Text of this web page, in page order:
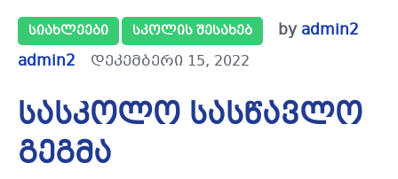
ᲡᲘᲐᲮᲚᲔᲔᲑᲘ ᲡᲙᲝᲚᲘᲡ ᲨᲔᲡᲐᲮᲔᲑ byadmin2
admin2
დეკემბერი 15, 2022
სასკოლო სასწავლო
გეგმა